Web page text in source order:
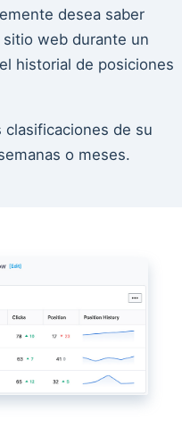
desea saber
web durante un
historial de posiciones
clasificaciones de su
o meses.